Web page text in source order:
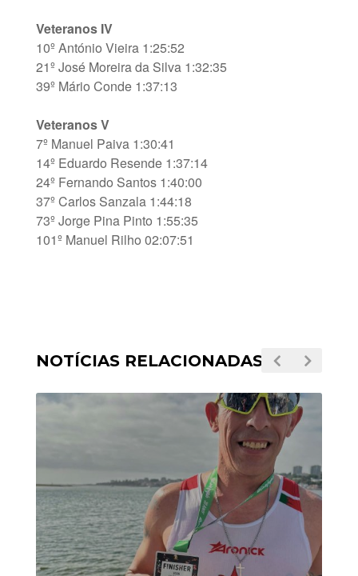
Veteranos IV
10º António Vieira 1:25:52
21º José Moreira da Silva 1:32:35
39º Mário Conde 1:37:13
Veteranos V
7º Manuel Paiva 1:30:41
14º Eduardo Resende 1:37:14
24º Fernando Santos 1:40:00
37º Carlos Sanzala 1:44:18
73º Jorge Pina Pinto 1:55:35
101º Manuel Rilho 02:07:51
NOTÍCIAS RELACIONADAS